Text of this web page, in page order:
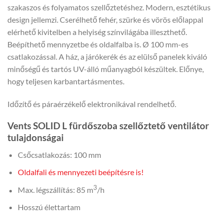
szakaszos és folyamatos szellőztetéshez. Modern, esztétikus
design jellemzi. Cserélhető fehér, szürke és vörös előlappal
elérhető kivitelben a helyiség színvilágába illeszthető.
Beépíthető mennyzetbe és oldalfalba is. Ø 100 mm-es
csatlakozással. A ház, a járókerék és az elülső panelek kiváló
minőségű és tartós UV-álló műanyagból készültek. Előnye,
hogy teljesen karbantartásmentes.
Időzítő és páraérzékelő elektronikával rendelhető.
Vents SOLID L fürdőszoba szellőztető ventilátor
tulajdonságai
Csőcsatlakozás: 100 mm
Oldalfali és mennyezeti beépítésre is!
Max. légszállítás: 85 m3/h
Hosszú élettartam